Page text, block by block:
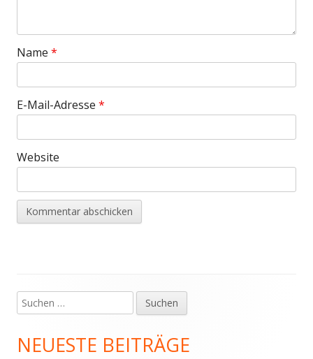
Name *
E-Mail-Adresse *
Website
Haupt-
Seitenleiste
Suchen
nach:
NEUESTE BEITRÄGE